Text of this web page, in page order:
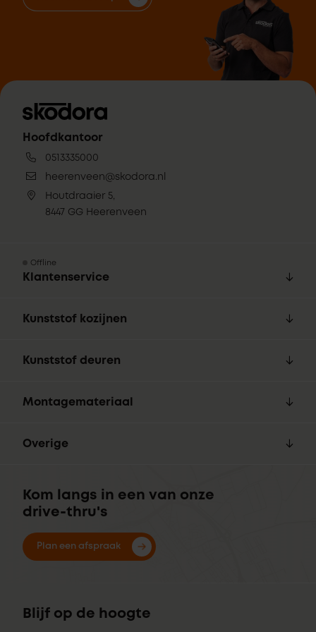
Hoofdkantoor
0513335000
heerenveen@skodora.nl
Houtdraaier 5,
8447 GG Heerenveen
Offline
Klantenservice
Kunststof kozijnen
Kunststof deuren
Montagemateriaal
Overige
Kom langs in een van onze
drive-thru's
Plan een afspraak
Blijf op de hoogte